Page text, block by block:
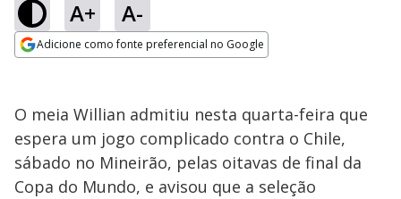
A+ A-
Adicione como fonte preferencial no Google
O meia Willian admitiu nesta quarta-feira que
espera um jogo complicado contra o Chile,
sábado no Mineirão, pelas oitavas de final da
Copa do Mundo, e avisou que a seleção